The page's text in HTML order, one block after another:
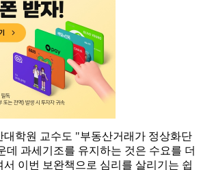
대학원 교수도 "부동산거래가 정상화단
데 과세기조를 유지하는 것은 수요를 더
이번 보완책으로 심리를 살리기는 쉽